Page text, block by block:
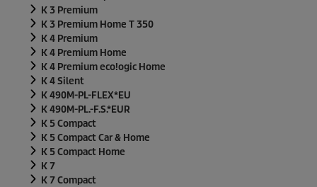
K 3 Premium
K 3 Premium Home T 350
K 4 Premium
K 4 Premium Home
K 4 Premiumeco!ogic Home
K 4 Silent
K 490M-PL-FLEX*EU
K 490M-PL.-F.S.*EUR
K 5 Compact
K 5 Compact Car & Home
K 5 Compact Home
K 7
K 7 Compact